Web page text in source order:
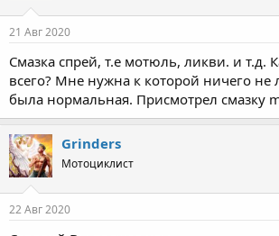
21 Авг 2020
Смазка спрей, т.е мотюль, ликви. и т.д.
всего? Мне нужна к которой ничего не
была нормальная. Присмотрел смазку
Grinders
Мотоциклист
22 Авг 2020